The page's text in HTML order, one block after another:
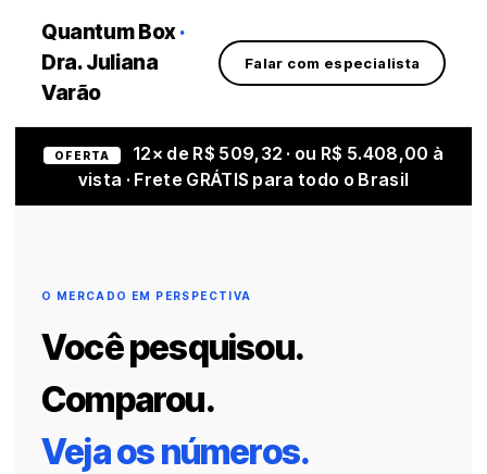
Quantum Box·
Dra. Juliana
Varão
Falar com especialista
OFERTA
12× de R$ 509,32 · ou R$ 5.408,00 à
vista · Frete GRÁTIS para todo o Brasil
O MERCADO EM PERSPECTIVA
Você pesquisou.
Comparou.
Veja os números.